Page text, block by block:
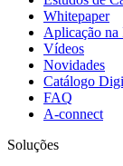
Whitepaper
Aplicação na
Vídeos
Novidades
Catálogo
FAQ
A-connect
Soluções